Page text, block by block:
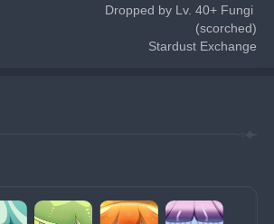
Dropped by Lv. 40+ Fungi
(scorched)
Stardust Exchange